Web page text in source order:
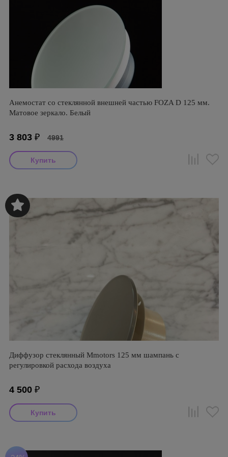
Анемостат со стеклянной внешней частью FOZA D 125 мм.
Матовое зеркало. Белый
3 803 ₽ 4991
Диффузор стеклянный Mmotors 125 мм шампань с
регулировкой расхода воздуха
4 500 ₽